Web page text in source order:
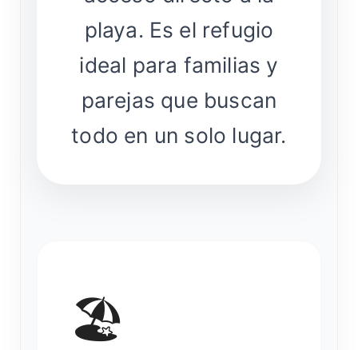
playa. Es el refugio
ideal para familias y
parejas que buscan
todo en un solo lugar.
🏖️